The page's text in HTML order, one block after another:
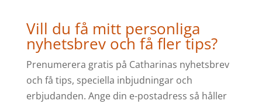
Vill du få mitt personliga
nyhetsbrev och få fler tips?
Prenumerera gratis på Catharinas nyhetsbrev
och få tips, speciella inbjudningar och
erbjudanden. Ange din e-postadress så håller